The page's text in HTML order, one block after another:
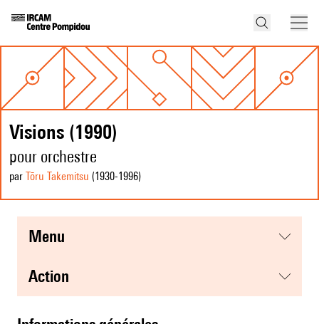
Visions (1990)
pour orchestre
par Tōru Takemitsu (1930-1996)
menu
action